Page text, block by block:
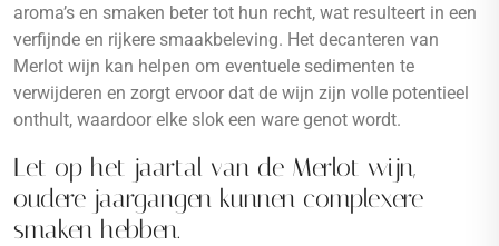
aroma’s en smaken beter tot hun recht, wat resulteert in een
verfijnde en rijkere smaakbeleving. Het decanteren van
Merlot wijn kan helpen om eventuele sedimenten te
verwijderen en zorgt ervoor dat de wijn zijn volle potentieel
onthult, waardoor elke slok een ware genot wordt.
Let op het jaartal van de Merlot wijn,
oudere jaargangen kunnen complexere
smaken hebben.